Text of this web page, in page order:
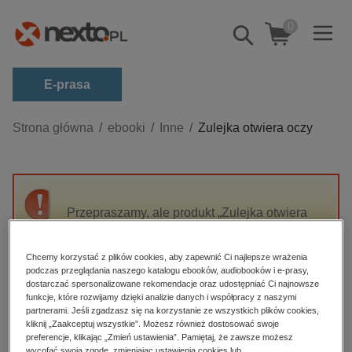
Pokaż/schowaj
wyszukiwarkę
0
E-prasa
Kategorie
biznesowe, branżowe, gospodarka
dzienniki
edukacja
hobby, sport, rozrywka
komputery, internet, technologie, informatyka
Strona główna ebooki Inne Zulejka otwiera oczy
Przepraszamy, ale produkt „Zulejka otwiera
High-contrast mode
Polecane
Chcemy korzystać z plików cookies, aby zapewnić Ci najlepsze wrażenia
podczas przeglądania naszego katalogu ebooków, audiobooków i e-prasy,
dostarczać spersonalizowane rekomendacje oraz udostępniać Ci najnowsze
funkcje, które rozwijamy dzięki analizie danych i współpracy z naszymi
partnerami. Jeśli zgadzasz się na korzystanie ze wszystkich plików cookies,
kliknij „Zaakceptuj wszystkie”. Możesz również dostosować swoje
preferencje, klikając „Zmień ustawienia”. Pamiętaj, że zawsze możesz